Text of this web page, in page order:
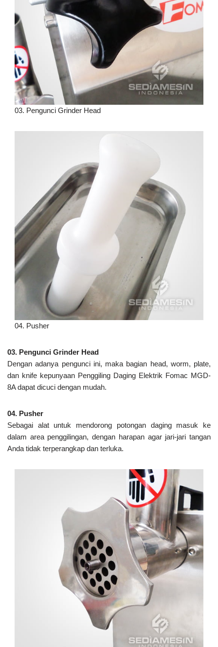
03. Pengunci Grinder Head
04. Pusher
03. Pengunci Grinder Head
Dengan adanya pengunci ini, maka bagian head, worm, plate,
dan knife kepunyaan Penggiling Daging Elektrik Fomac MGD-
8A dapat dicuci dengan mudah.
04. Pusher
Sebagai alat untuk mendorong potongan daging masuk ke
dalam area penggilingan, dengan harapan agar jari-jari tangan
Anda tidak terperangkap dan terluka.